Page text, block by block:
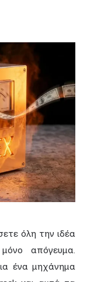
όλη την ιδέα
απόγευμα.
ένα μηχάνημα